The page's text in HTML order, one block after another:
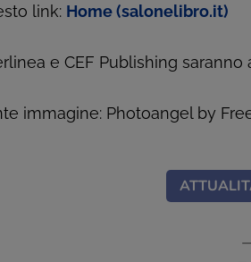
link: Home (salonelibro.it)
e CEF Publishing
immagine: Photoangel by